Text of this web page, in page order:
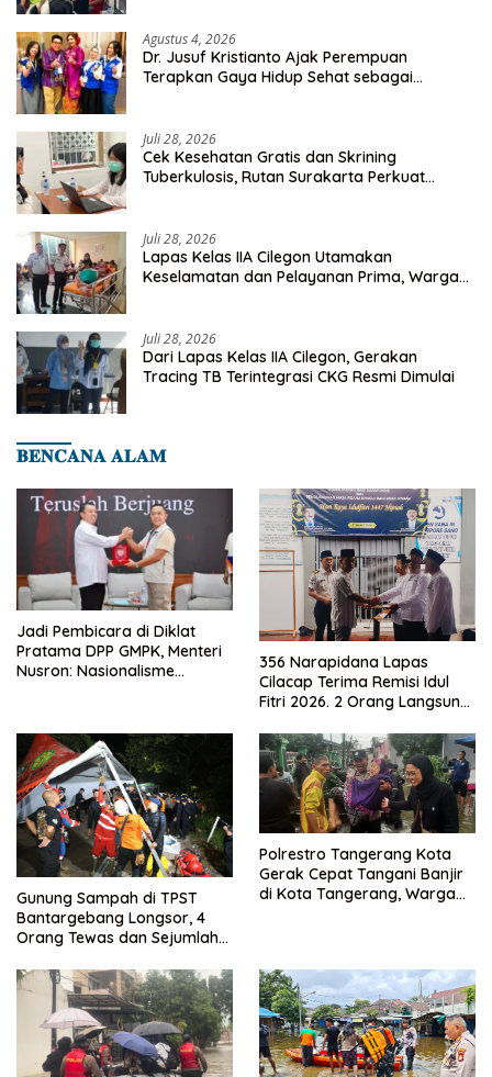
Agustus 4, 2026
Dr. Jusuf Kristianto Ajak Perempuan
Terapkan Gaya Hidup Sehat sebagai
Juli 28, 2026
Cek Kesehatan Gratis dan Skrining
Tuberkulosis, Rutan Surakarta Perkuat
Juli 28, 2026
Lapas Kelas IIA Cilegon Utamakan
Keselamatan dan Pelayanan Prima, Warga
Juli 28, 2026
Dari Lapas Kelas IIA Cilegon, Gerakan
Tracing TB Terintegrasi CKG Resmi Dimulai
𝐁𝐄𝐍𝐂𝐀𝐍𝐀 𝐀𝐋𝐀𝐌
Jadi Pembicara di Diklat
Pratama DPP GMPK, Menteri
Nusron: Nasionalisme
356 Narapidana Lapas
Cilacap Terima Remisi Idul
Fitri 2026. 2 Orang Langsung
Gunung Sampah di TPST
Bantargebang Longsor, 4
Orang Tewas dan Sejumlah
Polrestro Tangerang Kota
Gerak Cepat Tangani Banjir
di Kota Tangerang, Warga